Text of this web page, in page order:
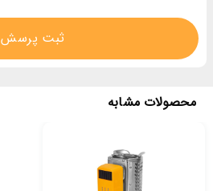
ثبت پرسش
محصولات مشابه